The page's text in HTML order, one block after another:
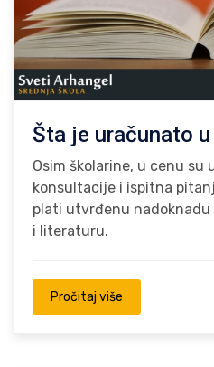
Šta je uračunato
Osim školarine, u cenu su
konsultacije i ispitna
plati utvrđenu nadoknadu
i literaturu.
Pročitaj više